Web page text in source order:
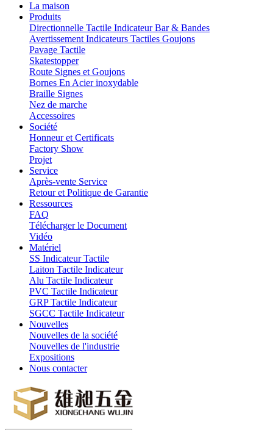
La maison
Produits
Directionnelle Tactile Indicateur Bar & Bandes
Avertissement Indicateurs Tactiles Goujons
Pavage Tactile
Skatestopper
Route Signes et Goujons
Bornes En Acier inoxydable
Braille Signes
Nez de marche
Accessoires
Société
Honneur et Certificats
Factory Show
Projet
Service
Après-vente Service
Retour et Politique de Garantie
Ressources
FAQ
Télécharger le Document
Vidéo
Matériel
SS Indicateur Tactile
Laiton Tactile Indicateur
Alu Tactile Indicateur
PVC Tactile Indicateur
GRP Tactile Indicateur
SGCC Tactile Indicateur
Nouvelles
Nouvelles de la société
Nouvelles de l'industrie
Expositions
Nous contacter